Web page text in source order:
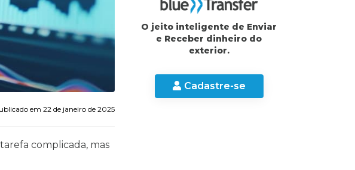
em 22 de janeiro de 2025
complicada, mas
O jeito inteligente de Enviar
e Receber dinheiro do
exterior.
Cadastre-se